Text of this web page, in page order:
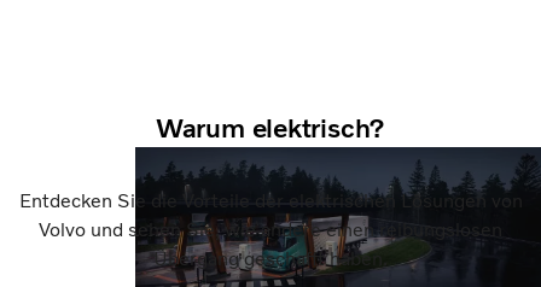
Warum elektrisch?
Entdecken Sie die Vorteile der elektrischen Lösungen von
Volvo und sehen Sie, wie andere einen reibungslosen
Übergang geschafft haben.